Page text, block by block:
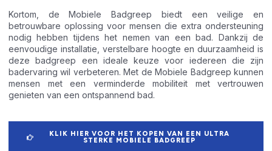
Kortom, de Mobiele Badgreep biedt een veilige en
betrouwbare oplossing voor mensen die extra ondersteuning
nodig hebben tijdens het nemen van een bad. Dankzij de
eenvoudige installatie, verstelbare hoogte en duurzaamheid is
deze badgreep een ideale keuze voor iedereen die zijn
badervaring wil verbeteren. Met de Mobiele Badgreep kunnen
mensen met een verminderde mobiliteit met vertrouwen
genieten van een ontspannend bad.
KLIK HIER VOOR HET KOPEN VAN EEN ULTRA
STERKE MOBIELE BADGREEP